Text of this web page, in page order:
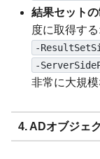
結果セット
度に取得す
-
-
非常に大規
4. ADオブジェ